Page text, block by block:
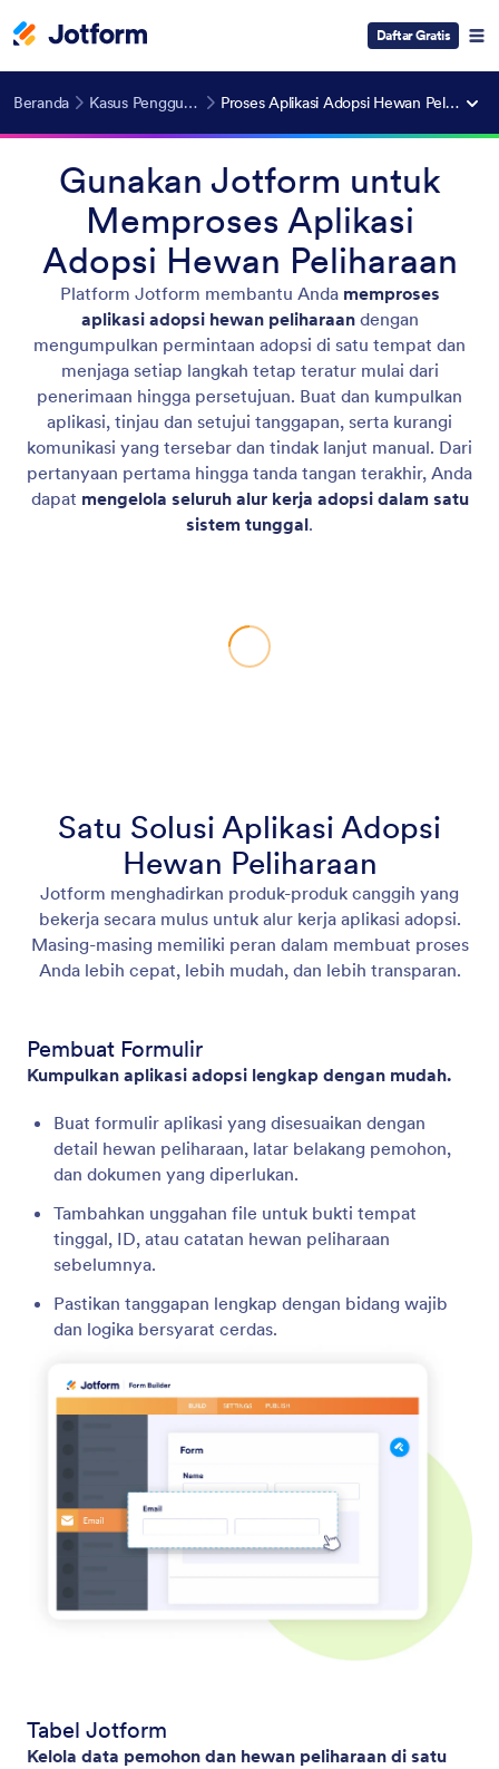
Daftar Gratis
Beranda Kasus Penggunaan Proses Aplikasi Adopsi Hewan Peliharaan
Gunakan Jotform untuk
Memproses Aplikasi
Adopsi Hewan Peliharaan
Platform Jotform membantu Anda memproses
aplikasi adopsi hewan peliharaandengan
mengumpulkan permintaan adopsi di satu tempat dan
menjaga setiap langkah tetap teratur mulai dari
penerimaan hingga persetujuan. Buat dan kumpulkan
aplikasi, tinjau dan setujui tanggapan, serta kurangi
komunikasi yang tersebar dan tindak lanjut manual. Dari
pertanyaan pertama hingga tanda tangan terakhir, Anda
dapat mengelola seluruh alur kerja adopsi dalam satu
sistem tunggal.
Satu Solusi Aplikasi Adopsi
Hewan Peliharaan
Jotform menghadirkan produk-produk canggih yang
bekerja secara mulus untuk alur kerja aplikasi adopsi.
Masing-masing memiliki peran dalam membuat proses
Anda lebih cepat, lebih mudah, dan lebih transparan.
Pembuat Formulir
Kumpulkan aplikasi adopsi lengkap dengan mudah.
Buat formulir aplikasi yang disesuaikan dengan
detail hewan peliharaan, latar belakang pemohon,
dan dokumen yang diperlukan.
Tambahkan unggahan file untuk bukti tempat
tinggal, ID, atau catatan hewan peliharaan
sebelumnya.
Pastikan tanggapan lengkap dengan bidang wajib
dan logika bersyarat cerdas.
Tabel Jotform
Kelola data pemohon dan hewan peliharaan di satu